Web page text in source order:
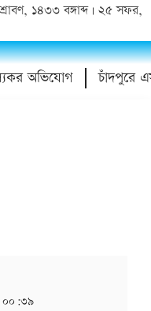
১৪৩৩ বঙ্গাব্দ | ২৫ সফর,
অভিযোগ চাঁদপুরে
০০:৩৯